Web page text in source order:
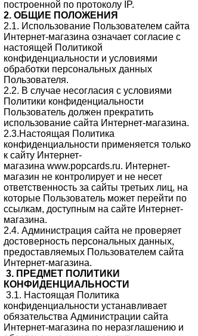
построенной по протоколу IP.
2. ОБЩИЕ ПОЛОЖЕНИЯ
2.1. Использование Пользователем сайта
Интернет-магазина означает согласие с
настоящей Политикой
конфиденциальности и условиями
обработки персональных данных
Пользователя.
2.2. В случае несогласия с условиями
Политики конфиденциальности
Пользователь должен прекратить
использование сайта Интернет-магазина.
2.3.Настоящая Политика
конфиденциальности применяется только
к сайту Интернет-
магазина www.popcards.ru. Интернет-
магазин не контролирует и не несет
ответственность за сайты третьих лиц, на
которые Пользователь может перейти по
ссылкам, доступным на сайте Интернет-
магазина.
2.4. Администрация сайта не проверяет
достоверность персональных данных,
предоставляемых Пользователем сайта
Интернет-магазина.
3. ПРЕДМЕТ ПОЛИТИКИ
КОНФИДЕНЦИАЛЬНОСТИ
3.1. Настоящая Политика
конфиденциальности устанавливает
обязательства Администрации сайта
Интернет-магазина по неразглашению и